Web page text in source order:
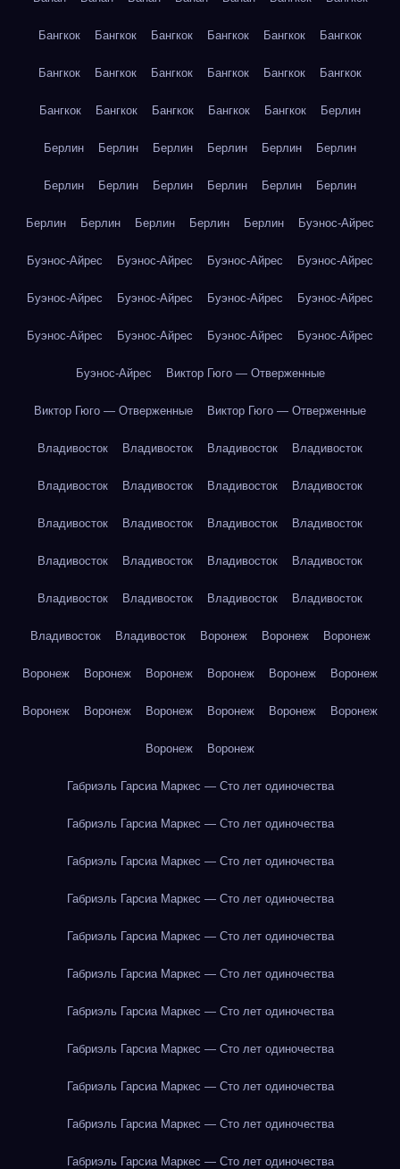
Бангкок Бангкок Бангкок Бангкок Бангкок Бангкок
Бангкок Бангкок Бангкок Бангкок Бангкок Бангкок
Бангкок Бангкок Бангкок Бангкок Бангкок Берлин
Берлин Берлин Берлин Берлин Берлин Берлин
Берлин Берлин Берлин Берлин Берлин Берлин
Берлин Берлин Берлин Берлин Берлин Буэнос-Айрес
Буэнос-Айрес Буэнос-Айрес Буэнос-Айрес Буэнос-Айрес
Буэнос-Айрес Буэнос-Айрес Буэнос-Айрес Буэнос-Айрес
Буэнос-Айрес Буэнос-Айрес Буэнос-Айрес Буэнос-Айрес
Буэнос-Айрес Виктор Гюго — Отверженные
Виктор Гюго — Отверженные Виктор Гюго — Отверженные
Владивосток Владивосток Владивосток Владивосток
Владивосток Владивосток Владивосток Владивосток
Владивосток Владивосток Владивосток Владивосток
Владивосток Владивосток Владивосток Владивосток
Владивосток Владивосток Владивосток Владивосток
Владивосток Владивосток Воронеж Воронеж Воронеж
Воронеж Воронеж Воронеж Воронеж Воронеж Воронеж
Воронеж Воронеж Воронеж Воронеж Воронеж Воронеж
Воронеж Воронеж
Габриэль Гарсиа Маркес — Сто лет одиночества
Габриэль Гарсиа Маркес — Сто лет одиночества
Габриэль Гарсиа Маркес — Сто лет одиночества
Габриэль Гарсиа Маркес — Сто лет одиночества
Габриэль Гарсиа Маркес — Сто лет одиночества
Габриэль Гарсиа Маркес — Сто лет одиночества
Габриэль Гарсиа Маркес — Сто лет одиночества
Габриэль Гарсиа Маркес — Сто лет одиночества
Габриэль Гарсиа Маркес — Сто лет одиночества
Габриэль Гарсиа Маркес — Сто лет одиночества
Габриэль Гарсиа Маркес — Сто лет одиночества